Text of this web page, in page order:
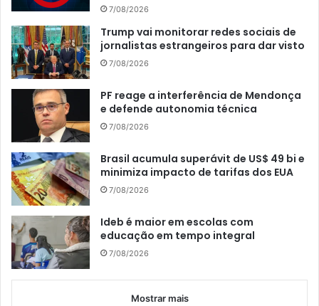
7/08/2026
Trump vai monitorar redes sociais de
jornalistas estrangeiros para dar visto
7/08/2026
PF reage a interferência de Mendonça
e defende autonomia técnica
7/08/2026
Brasil acumula superávit de US$ 49 bi e
minimiza impacto de tarifas dos EUA
7/08/2026
Ideb é maior em escolas com
educação em tempo integral
7/08/2026
Mostrar mais